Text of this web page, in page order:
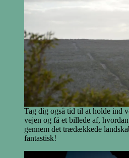
Tag dig også tid til at holde ind
vejen og få et billede af,
gennem det trædækkede
fantastisk!